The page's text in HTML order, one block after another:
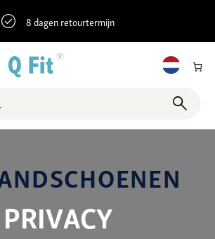
8 dagen retourtermijn
PRIVACY